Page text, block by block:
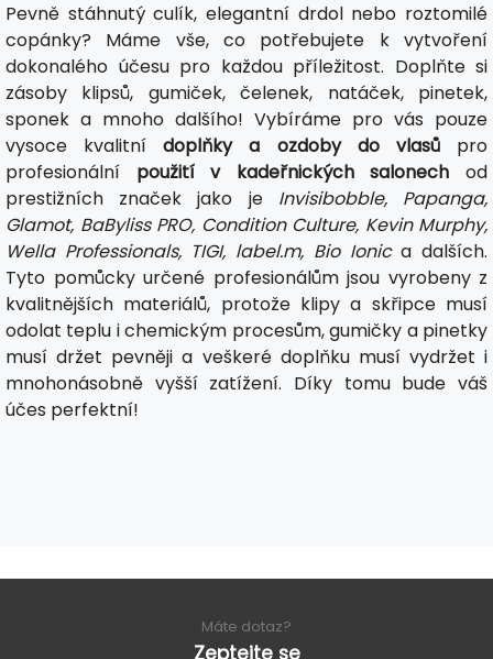
Pevně stáhnutý culík, elegantní drdol nebo roztomilé
copánky? Máme vše, co potřebujete k vytvoření
dokonalého účesu pro každou příležitost. Doplňte si
zásoby klipsů, gumiček, čelenek, natáček, pinetek,
sponek a mnoho dalšího! Vybíráme pro vás pouze
vysoce kvalitnídoplňky a ozdoby do vlasůpro
profesionální použití v kadeřnických salonech od
prestižních značek jako je Invisibobble, Papanga,
Glamot, BaByliss PRO, Condition Culture, Kevin Murphy,
Wella Professionals, TIGI, label.m, Bio Ionica dalších.
Tyto pomůcky určené profesionálům jsou vyrobeny z
kvalitnějších materiálů, protože klipy a skřipce musí
odolat teplu i chemickým procesům, gumičky a pinetky
musí držet pevněji a veškeré doplňku musí vydržet i
mnohonásobně vyšší zatížení. Díky tomu bude váš
účes perfektní!
Máte dotaz?
Zeptejte se